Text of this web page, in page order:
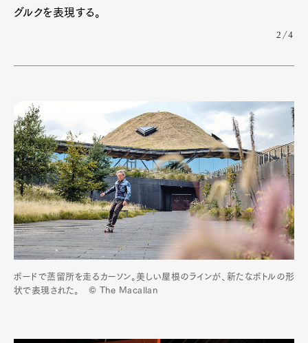
グルクを表現する。
2/4
ボードで蒸留所を走るカーソン。美しい屋根のラインが、新たなボトルの形
状で表現された。 © The Macallan